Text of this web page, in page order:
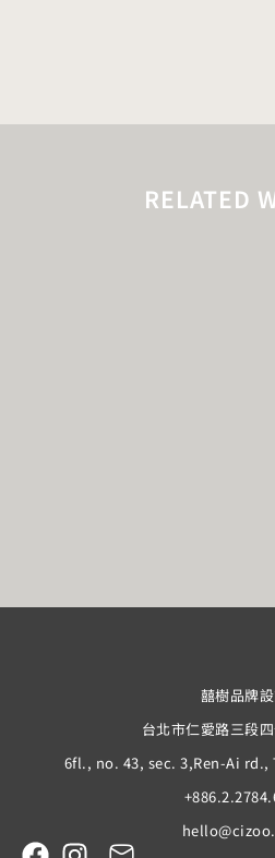
RELATED
囍樹品牌
台北市仁愛路三段
6fl., no. 43, sec. 3,Ren-Ai rd.,